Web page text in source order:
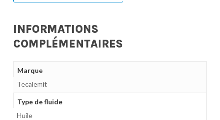
INFORMATIONS
COMPLÉMENTAIRES
Marque
Tecalemit
Type de fluide
Huile